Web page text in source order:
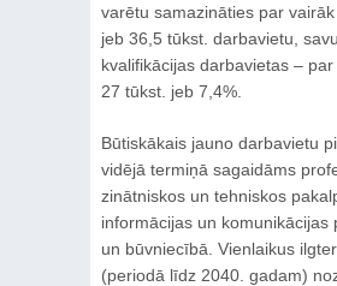
varētu samazināties par
jeb 36,5 tūkst. darbavietu,
kvalifikācijas darbavietas –
27 tūkst. jeb 7,4%.
Būtiskākais jauno darbavietu
vidējā termiņā sagaidāms
zinātniskos un tehniskos
informācijas un komunikācijas
un būvniecībā. Vienlaikus
(periodā līdz 2040. gadam)